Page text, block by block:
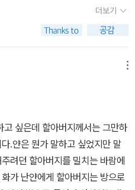
보여주는 아이들의 모습을 보면서
크나큰 위력을 발휘한다는 것을
유를 나름 생각해보자면,'화'에
라는 점에서 가장 큰 의미부여를
수 있게 하는 과정을 겪으며 우
가지 않을 듯 하다.화라는 것은
본다면훌륭한 독후활동이 되지
서, 화 안내고 살 수 있겠습니까.
의 무력감은 '화'가 삶의 에너지
했습니다. 세상만사 별 흥미 없
화와 애정을 동일시 할 수야 없
에게 치명적인 상처를 입힌다면
가 났어요>의 얀처럼 다짐합니
싶지 않아.' 화가말합니다. '그렇
.'여느 친구처럼 '네가 화가 날 때
있어.' 얀의 화는 정답습니다.'날
부터 들어와서 나를 괴롭힌다는
가 바라는데로'관심'을 가져주면
더보기
싶은데 할아버지께서는 그만하
.얀은 뭔가 말하고 싶었지만 말
려던 할아버지를 밀치는 바람에
가 난얀에게 할아버지는 방으로